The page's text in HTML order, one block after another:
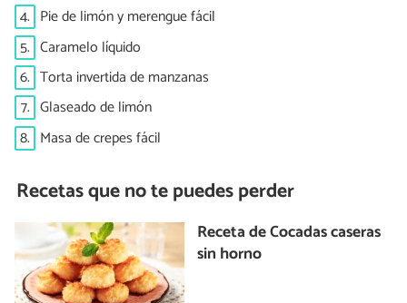
4. Pie de limón y merengue fácil
5. Caramelo líquido
6. Torta invertida de manzanas
7. Glaseado de limón
8. Masa de crepes fácil
Recetas que no te puedes perder
Receta de Cocadas caseras
sin horno